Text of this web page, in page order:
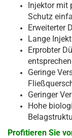
Injektor mit
Schutz
Erweiterter
Lange
Erprobter
Geringe
Geringer
Hohe
Profitieren Sie